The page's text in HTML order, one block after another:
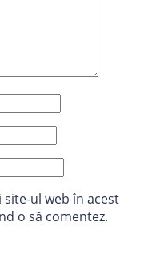
site-ul web în acest
o să comentez.